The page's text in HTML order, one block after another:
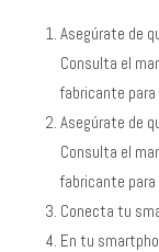
Asegúrate de
Consulta el
fabricante para
Asegúrate de
Consulta el
fabricante para
Conecta tu
En tu